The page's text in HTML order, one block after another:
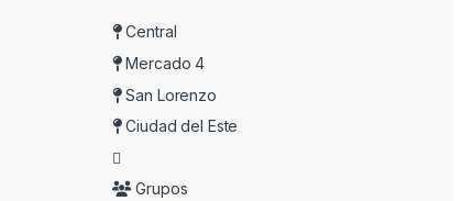
Central
Mercado 4
San Lorenzo
Ciudad del Este
Grupos